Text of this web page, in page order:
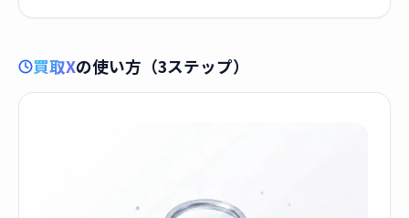
買取Xの使い方（3ステップ）